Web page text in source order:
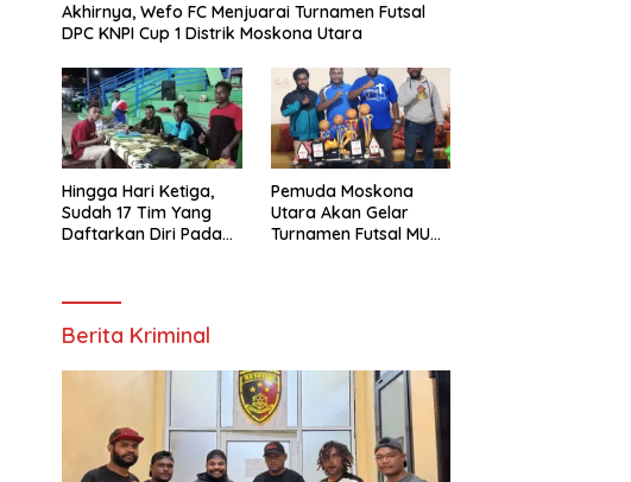
Akhirnya, Wefo FC Menjuarai Turnamen Futsal
DPC KNPI Cup 1 Distrik Moskona Utara
Hingga Hari Ketiga,
Sudah 17 Tim Yang
Daftarkan Diri Pada
Teluk Bintuni
Pemuda Moskona
Utara Akan Gelar
Turnamen Futsal MU
Berita Kriminal